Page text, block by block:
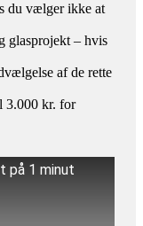
du vælger ikke at
glasprojekt – hvis
af de rette
3.000 kr. for
på 1 minut